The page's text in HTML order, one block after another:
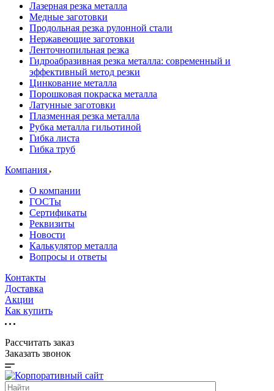
Лазерная резка металла
Медные заготовки
Продольная резка рулонной стали
Нержавеющие заготовки
Ленточнопильная резка
Гидроабразивная резка металла: современный и
эффективный метод резки
Цинкование металла
Порошковая покраска металла
Латунные заготовки
Плазменная резка металла
Рубка металла гильотиной
Гибка листа
Гибка труб
Компания
О компании
ГОСТы
Сертификаты
Реквизиты
Новости
Калькулятор металла
Вопросы и ответы
Контакты
Доставка
Акции
Как купить
Рассчитать заказ
Заказать звонок